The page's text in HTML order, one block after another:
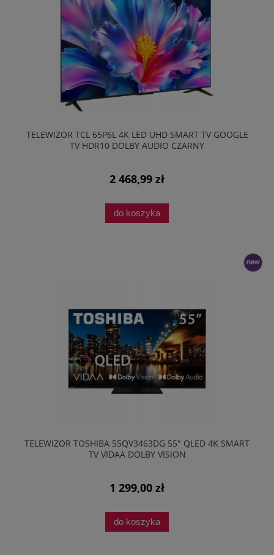
TELEWIZOR TCL 65P6L 4K LED UHD SMART TV GOOGLE
TV HDR10 DOLBY AUDIO CZARNY
2 468,99 zł
do koszyka
TELEWIZOR TOSHIBA 55QV3463DG 55" QLED 4K SMART
TV VIDAA DOLBY VISION
1 299,00 zł
do koszyka